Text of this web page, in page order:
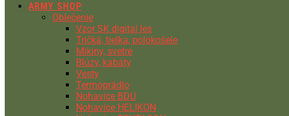
ARMY SHOP
Oblečenie
Vzor SK digital les
Tričká, tielka, polokošele
Mikiny, svetre
Blúzy, kabáty
Vesty
Termoprádlo
Nohavice BDU
Nohavice HELIKON